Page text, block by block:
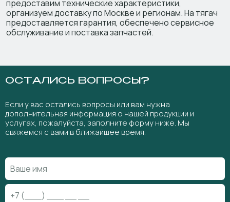
предоставим технические характеристики,
организуем доставку по Москве и регионам. На тягач
предоставляется гарантия, обеспечено сервисное
обслуживание и поставка запчастей.
ОСТАЛИСЬ ВОПРОСЫ?
Если у вас остались вопросы или вам нужна
дополнительная информация о нашей продукции и
услугах, пожалуйста, заполните форму ниже. Мы
свяжемся с вами в ближайшее время.